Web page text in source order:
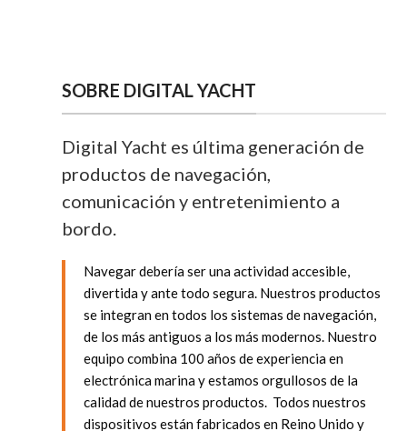
SOBRE DIGITAL YACHT
Digital Yacht es última generación de
productos de navegación,
comunicación y entretenimiento a
bordo.
Navegar debería ser una actividad accesible,
divertida y ante todo segura. Nuestros productos
se integran en todos los sistemas de navegación,
de los más antiguos a los más modernos. Nuestro
equipo combina 100 años de experiencia en
electrónica marina y estamos orgullosos de la
calidad de nuestros productos. Todos nuestros
dispositivos están fabricados en Reino Unido y